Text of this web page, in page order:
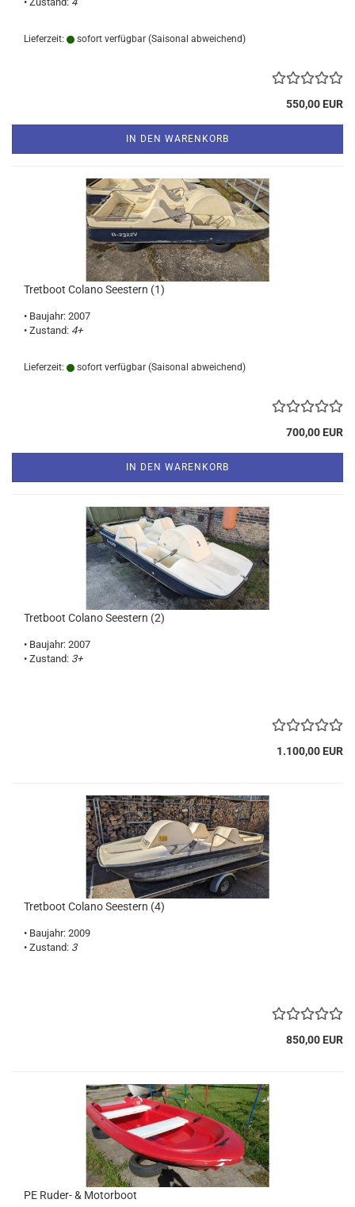
Lieferzeit: sofort verfügbar (Saisonal abweichend)
550,00 EUR
IN DEN WARENKORB
Tretboot Colano Seestern (1)
• Baujahr: 2007
• Zustand: 4+
Lieferzeit: sofort verfügbar (Saisonal abweichend)
700,00 EUR
IN DEN WARENKORB
Tretboot Colano Seestern (2)
• Baujahr: 2007
• Zustand: 3+
1.100,00 EUR
Tretboot Colano Seestern (4)
• Baujahr: 2009
• Zustand: 3
850,00 EUR
PE Ruder- & Motorboot